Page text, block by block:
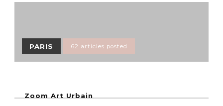
PARIS 62 articles posted
Zoom Art Urbain